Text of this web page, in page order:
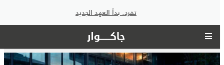
تفرد. بدأ العهد الجديد